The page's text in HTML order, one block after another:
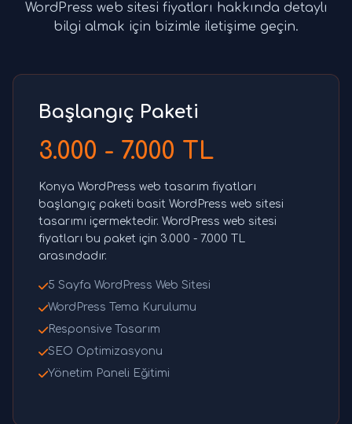
WordPress web sitesi fiyatları hakkında detaylı
bilgi almak için bizimle iletişime geçin.
Başlangıç Paketi
3.000 - 7.000 TL
Konya WordPress web tasarım fiyatları
başlangıç paketi basit WordPress web sitesi
tasarımı içermektedir. WordPress web sitesi
fiyatları bu paket için 3.000 - 7.000 TL
arasındadır.
5 Sayfa WordPress Web Sitesi
WordPress Tema Kurulumu
Responsive Tasarım
SEO Optimizasyonu
Yönetim Paneli Eğitimi